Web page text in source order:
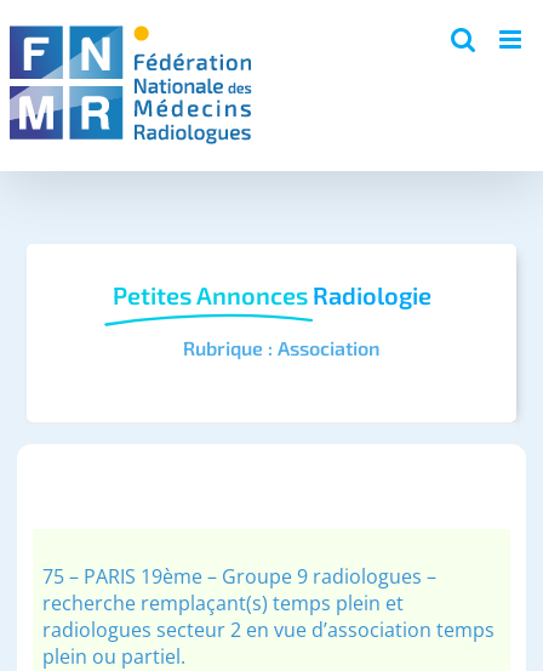
content
Petites Annonces Radiologie
Rubrique : Association
75 – PARIS 19ème – Groupe 9 radiologues –
recherche remplaçant(s) temps plein et
radiologues secteur 2 en vue d’association temps
plein ou partiel.